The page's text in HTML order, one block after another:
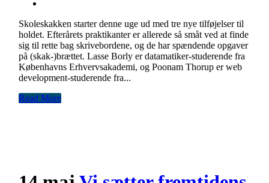
Skoleskakken starter denne uge ud med tre nye tilføjelser til
holdet. Efterårets praktikanter er allerede så småt ved at finde
sig til rette bag skrivebordene, og de har spændende opgaver
på (skak-)brættet. Lasse Borly er datamatiker-studerende fra
Københavns Erhvervsakademi, og Poonam Thorup er web
development-studerende fra...
Read More